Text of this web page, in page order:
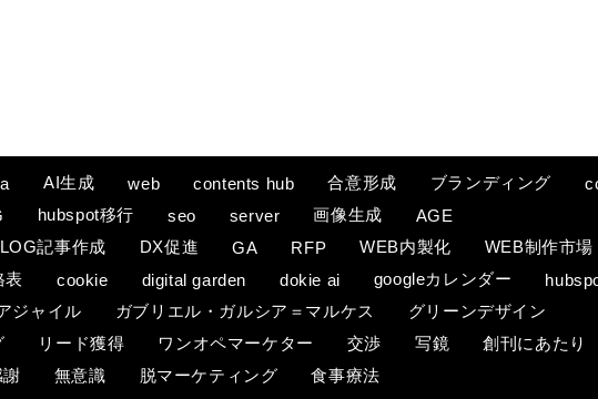
AI生成 web contents hub 合意形成 ブランディング
hubspot移行 seo server 画像生成
AGE
記事作成 DX促進 GA RFP WEB内製化
WEB制作市場
表 cookie digital garden dokie ai googleカレンダー
ジャイル ガブリエル・ガルシア＝マルケス
グリーンデザイン
リード獲得 ワンオペマーケター 交渉 写鏡
創刊にあたり
謝 無意識 脱マーケティング 食事療法